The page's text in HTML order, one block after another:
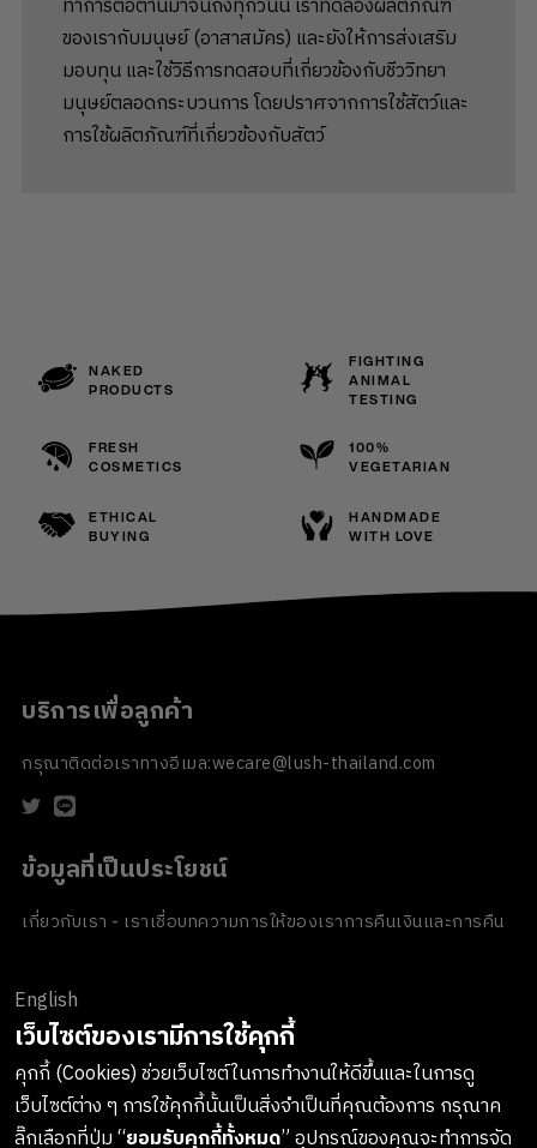
ทำการต่อต้านมาจนถึงทุกวันนี้ เราทดลองผลิตภัณฑ์
ของเรากับมนุษย์ (อาสาสมัคร) และยังให้การส่งเสริม
มอบทุน และใช้วิธีการทดสอบที่เกี่ยวข้องกับชีววิทยา
มนุษย์ตลอดกระบวนการ โดยปราศจากการใช้สัตว์และ
การใช้ผลิตภัณฑ์ที่เกี่ยวข้องกับสัตว์
NAKED
PRODUCTS
FIGHTING
ANIMAL
TESTING
FRESH
COSMETICS
100%
VEGETARIAN
ETHICAL
BUYING
HANDMADE
WITH LOVE
บริการเพื่อลูกค้า
กรุณาติดต่อเราทางอีเมล:wecare@lush-thailand.com
ข้อมูลที่เป็นประโยชน์
เกี่ยวกับเรา - เราเชื่อบทความการให้ของเราการคืนเงินและการคืน
ช่องทางการชำระเงิน
ลงทะเบียนรับข่าวสารจาก LUSH
English
เว็บไซต์ของเรามีการใช้คุกกี้
คุกกี้ (Cookies) ช่วยเว็บไซต์ในการทำงานให้ดีขึ้นและในการดู
เว็บไซต์ต่าง ๆ การใช้คุกกี้นั้นเป็นสิ่งจำเป็นที่คุณต้องการ กรุณาค
ลิ๊กเลือกที่ปุ่ม “ยอมรับคุกกี้ทั้งหมด” อุปกรณ์ของคุณจะทำการจัด